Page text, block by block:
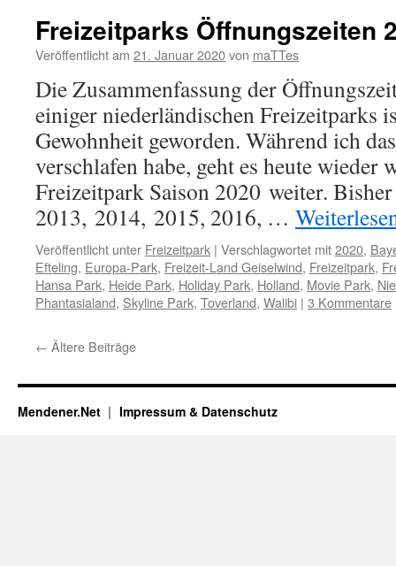
Freizeitparks Öffnungszeiten
Veröffentlicht am 21. Januar 2020von maTTes
Die Zusammenfassung der
einiger niederländischen Freizeitparks
Gewohnheit geworden. Während ich
verschlafen habe, geht es heute wieder
Freizeitpark Saison 2020 weiter.
2013, 2014, 2015, 2016, …
Veröffentlicht unter Freizeitpark | Verschlagwortet mit2020,
Efteling, Europa-Park, Freizeit-Land Geiselwind, Freizeitpark,
Hansa Park, Heide Park, Holiday Park, Holland, Movie Park,
Phantasialand, Skyline Park, Toverland, Walibi | 3 Kommentare
← Ältere Beiträge
Mendener.Net Impressum & Datenschutz